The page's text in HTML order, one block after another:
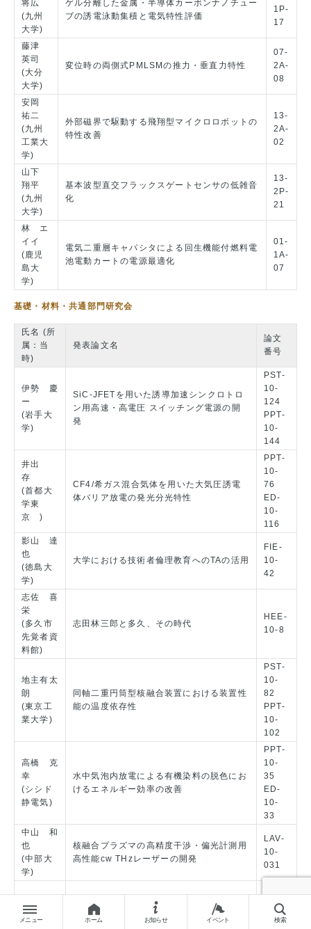
メニュー ホーム お知らせ イベント 検索
将広
(九州
大学)
ゲル分離した金属・半導体カーボンナノチュー
ブの誘電泳動集積と電気特性評価
1P-
17
藤津
英司
(大分
大学)
変位時の両側式PMLSMの推力・垂直力特性
07-
2A-
08
安岡
祐二
(九州
工業大
学)
外部磁界で駆動する飛翔型マイクロロボットの
特性改善
13-
2A-
02
山下
翔平
(九州
大学)
基本波型直交フラックスゲートセンサの低雑音
化
13-
2P-
21
林 エ
イイ
(鹿児
島大
学)
電気二重層キャパシタによる回生機能付燃料電
池電動カートの電源最適化
01-
1A-
07
基礎・材料・共通部門研究会
氏名 (所
属：当
時)
発表論文名
論文
番号
伊勢 慶
ー
(岩手大
学)
SiC-JFETを用いた誘導加速シンクロトロ
ン用高速・高電圧 スイッチング電源の開
発
PST-
10-
124
PPT-
10-
144
井出
存
(首都大
学東
京 )
CF4/希ガス混合気体を用いた大気圧誘電
体バリア放電の発光分光特性
PPT-
10-
76
ED-
10-
116
影山 達
也
(徳島大
学)
大学における技術者倫理教育へのTAの活用
FIE-
10-
42
志佐 喜
栄
(多久市
先覚者資
料館)
志田林三郎と多久、その時代
HEE-
10-8
地主有太
朗
(東京工
業大学)
同軸二重円筒型核融合装置における装置性
能の温度依存性
PST-
10-
82
PPT-
10-
102
高橋 克
幸
(シシド
静電気)
水中気泡内放電による有機染料の脱色にお
けるエネルギー効率の改善
PPT-
10-
35
ED-
10-
33
中山 和
也
(中部大
学)
核融合プラズマの高精度干渉・偏光計測用
高性能cw THzレーザーの開発
LAV-
10-
031
晃
テラヘルツ帯における絶縁油の透過特性の
10-
053